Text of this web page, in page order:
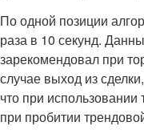
По одной позиции
раза в 10 секунд.
зарекомендовал при
случае выход из
что при использовании
при пробитии